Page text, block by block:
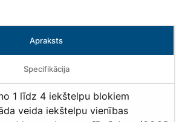
Apraksts
Specifikācija
1 līdz 4 iekštelpu blokiem
veida iekštelpu vienības